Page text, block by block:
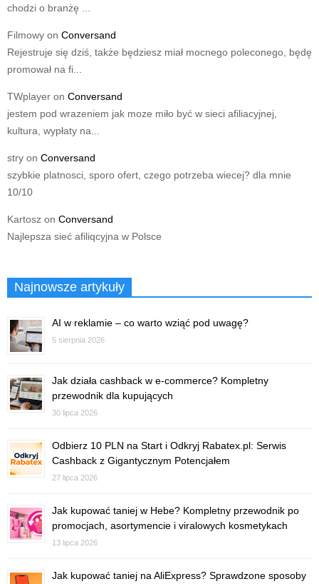
chodzi o branżę ...
Filmowy on Conversand
Rejestruje się dziś, także będziesz miał mocnego poleconego, będę
promował na fi...
TWplayer on Conversand
jestem pod wrazeniem jak moze miło być w sieci afiliacyjnej,
kultura, wypłaty na...
stry on Conversand
szybkie platnosci, sporo ofert, czego potrzeba wiecej? dla mnie
10/10
Kartosz on Conversand
Najlepsza sieć afiliqcyjna w Polsce
Najnowsze artykuły
AI w reklamie – co warto wziąć pod uwagę?
5 sierpnia 2026
Jak działa cashback w e-commerce? Kompletny
przewodnik dla kupujących
30 lipca 2026
Odbierz 10 PLN na Start i Odkryj Rabatex.pl: Serwis
Cashback z Gigantycznym Potencjałem
27 lipca 2026
Jak kupować taniej w Hebe? Kompletny przewodnik po
promocjach, asortymencie i viralowych kosmetykach
13 lipca 2026
Jak kupować taniej na AliExpress? Sprawdzone sposoby